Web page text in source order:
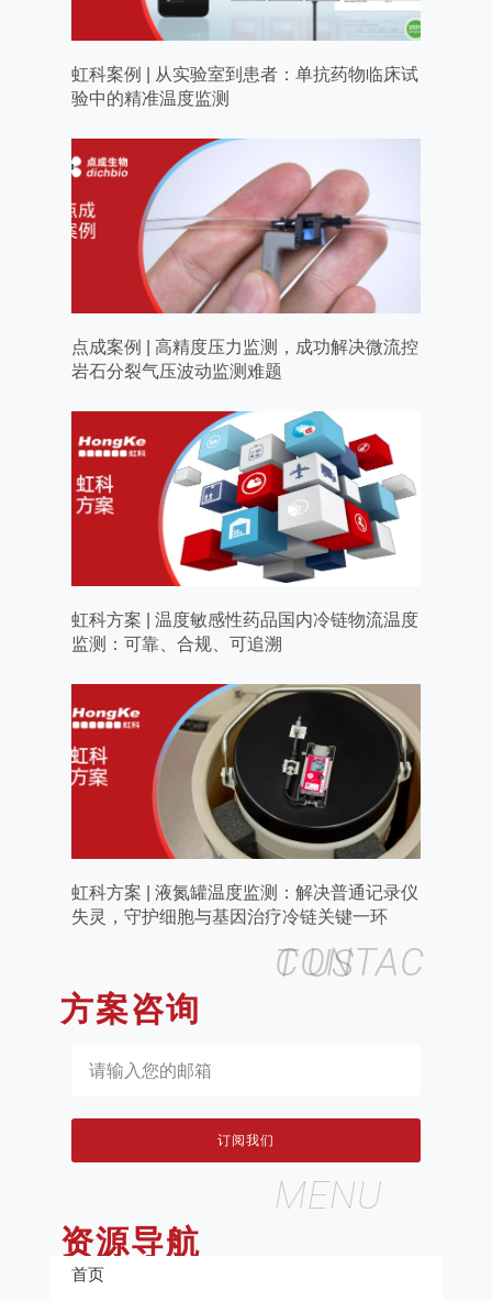
虹科案例 | 从实验室到患者：单抗药物临床试
验中的精准温度监测
点成案例 | 高精度压力监测，成功解决微流控
岩石分裂气压波动监测难题
虹科方案 | 温度敏感性药品国内冷链物流温度
监测：可靠、合规、可追溯
虹科方案 | 液氮罐温度监测：解决普通记录仪
失灵，守护细胞与基因治疗冷链关键一环
方案咨询
CONTACT US
订阅我们
资源导航
MENU
首页